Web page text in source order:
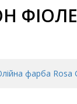
фарба Rosa